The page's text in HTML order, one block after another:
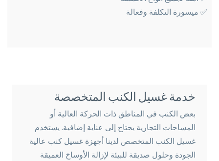
✅ ميسورة التكلفة وفعالة
خدمة غسيل الكنب المتخصصة
بعض الكنب في المناطق ذات الحركة العالية أو
المساحات التجارية يحتاج إلى عناية إضافية. يستخدم
غسيل الكنب المتخصص لدينا أجهزة غسيل كنب عالية
الجودة وحلول صديقة للبيئة لإزالة الأوساخ العميقة